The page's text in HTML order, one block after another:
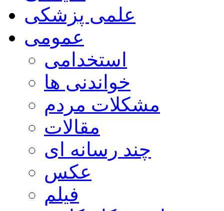
علمی پزشکی
عمومی
استخدامی
خواندنی ها
مشکلات مردم
مقالات
چند رسانه ای
عکس
فیلم